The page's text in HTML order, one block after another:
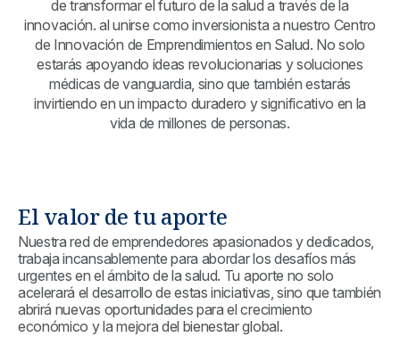
de transformar el futuro de la salud a través de la
innovación. al unirse como inversionista a nuestro Centro
de Innovación de Emprendimientos en Salud. No solo
estarás apoyando ideas revolucionarias y soluciones
médicas de vanguardia, sino que también estarás
invirtiendo en un impacto duradero y significativo en la
vida de millones de personas.
El valor de tu aporte
Nuestra red de emprendedores apasionados y dedicados,
trabaja incansablemente para abordar los desafíos más
urgentes en el ámbito de la salud. Tu aporte no solo
acelerará el desarrollo de estas iniciativas, sino que también
abrirá nuevas oportunidades para el crecimiento
económico y la mejora del bienestar global.